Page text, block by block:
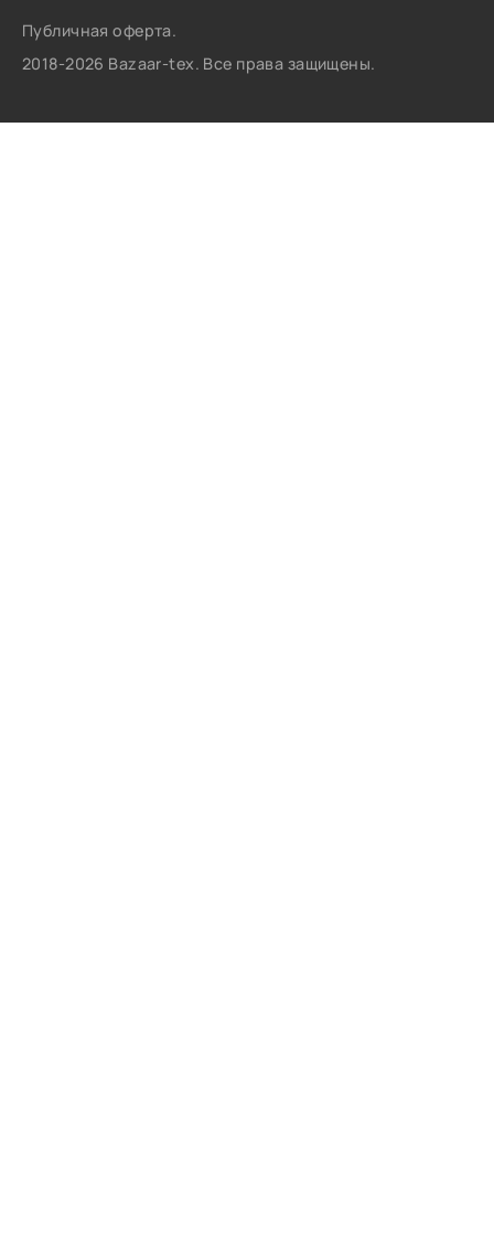
Публичная оферта.
2018-2026 Bazaar-tex. Все права защищены.